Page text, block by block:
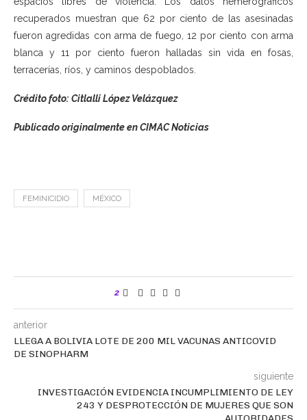
recuperados muestran que 62 por ciento de las asesinadas
fueron agredidas con arma de fuego, 12 por ciento con arma
blanca y 11 por ciento fueron halladas sin vida en fosas,
terracerías, ríos, y caminos despoblados.
Crédito foto: Citlalli López Velázquez
Publicado originalmente en CIMAC Noticias
FEMINICIDIO MÉXICO
2
anterior
LLEGA A BOLIVIA LOTE DE 200 MIL VACUNAS ANTICOVID
DE SINOPHARM
siguiente
INVESTIGACIÓN EVIDENCIA INCUMPLIMIENTO DE LEY
243 Y DESPROTECCIÓN DE MUJERES QUE SON